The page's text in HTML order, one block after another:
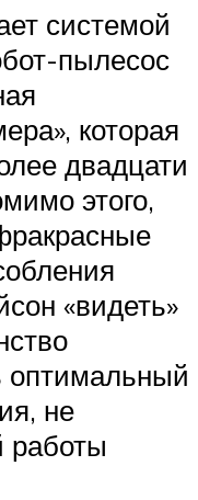
системой
пылесос
которая
двадцати
этого,
«видеть»
оптимальный
не
работы